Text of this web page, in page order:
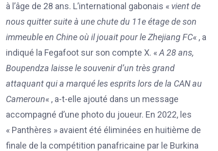
à l’âge de 28 ans. L’international gabonais « vient de
nous quitter suite à une chute du 11e étage de son
immeuble en Chine où il jouait pour le Zhejiang FC« , a
indiqué la Fegafoot sur son compte X. «A 28 ans,
Boupendza laisse le souvenir d’un très grand
attaquant qui a marqué les esprits lors de la CAN au
Cameroun« , a-t-elle ajouté dans un message
accompagné d’une photo du joueur. En 2022, les
« Panthères » avaient été éliminées en huitième de
finale de la compétition panafricaine par le Burkina